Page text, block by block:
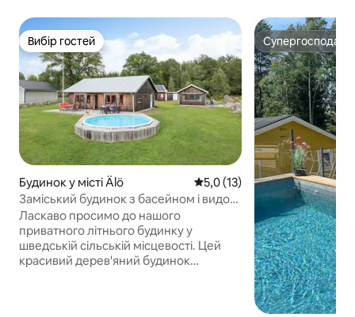
Вибір гостей
Вибір гостей
Будинок у місті Älö Середня оцінка: 5,0 з 5,
5,0 (13)
Заміський будинок з басейном і видом
на озеро поблизу Віммербі
Ласкаво просимо до нашого
приватного літнього будинку у
шведській сільській місцевості. Цей
красивий дерев'яний будинок
Супергосподар
Супергосподар